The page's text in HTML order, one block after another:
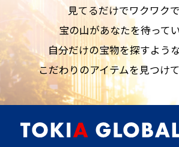
見てるだけでワクワク
宝の山があなたを待ってい
自分だけの宝物を探すよう
こだわりのアイテムを見つけ